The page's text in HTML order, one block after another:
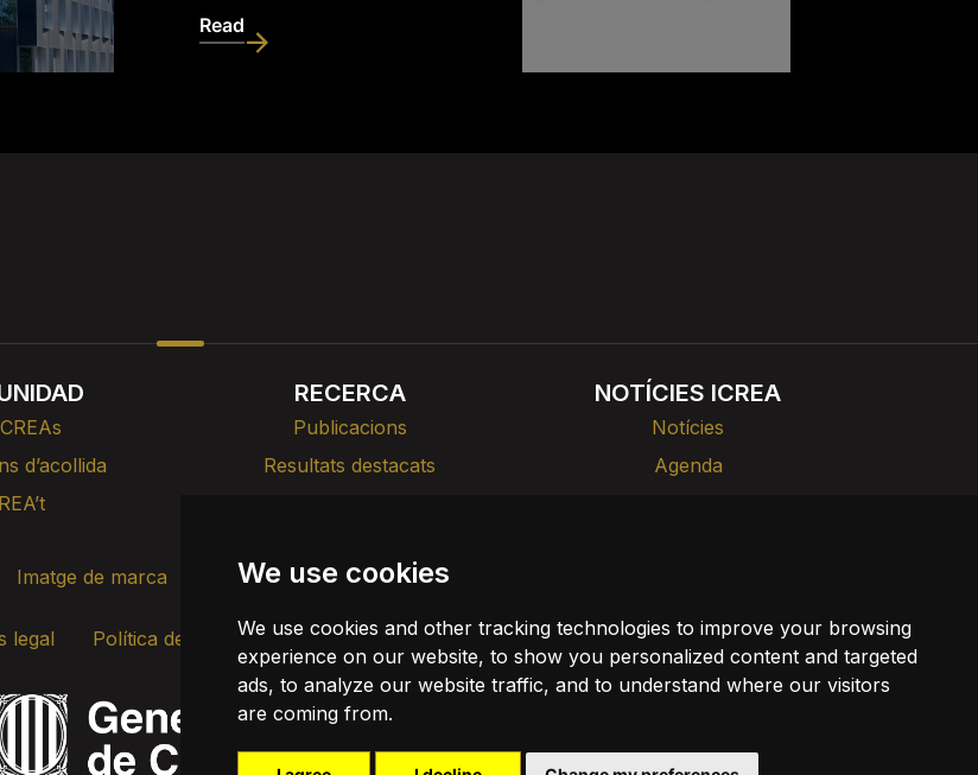
We use cookies
We use cookies and other tracking technologies to improve your browsing
experience on our website, to show you personalized content and targeted
ads, to analyze our website traffic, and to understand where our visitors
are coming from.
Read
d’acollida
RECERCA
Publicacions
Resultats destacats
NOTÍCIES ICREA
Notícies
Agenda
Imatge de marca Contacte Transparència
legal Política de cookies Actualitza les cookies